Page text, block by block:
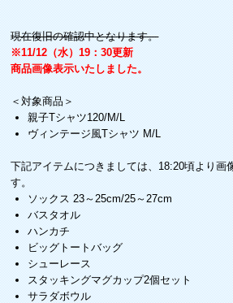
現在復旧の確認中となります。
※11/12（水）19：30更新
商品画像表示いたしました。
＜対象商品＞
親子Tシャツ120/M/L
ヴィンテージ風Tシャツ M/L
下記アイテムにつきましては、18:20頃より画
す。
ソックス 23～25cm/25～27cm
バスタオル
ハンカチ
ビッグトートバッグ
シューレース
スタッキングマグカップ2個セット
サラダボウル